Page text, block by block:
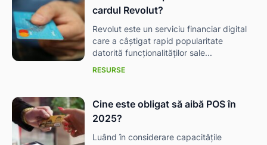
cardul Revolut?
Revolut este un serviciu financiar digital
care a câștigat rapid popularitate
datorită funcționalităților sale...
RESURSE
Cine este obligat să aibă POS în
2025?
Luând în considerare capacitățile